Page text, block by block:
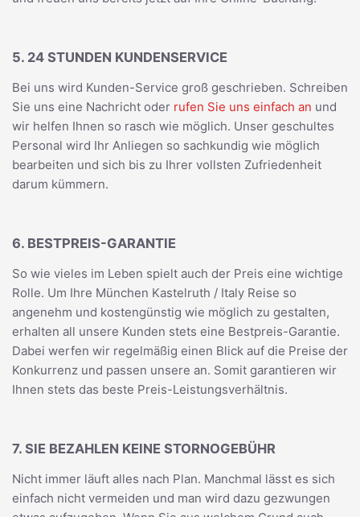
5. 24 STUNDEN KUNDENSERVICE
Bei uns wird Kunden-Service groß geschrieben. Schreiben
Sie uns eine Nachricht oder rufen Sie uns einfach an und
wir helfen Ihnen so rasch wie möglich. Unser geschultes
Personal wird Ihr Anliegen so sachkundig wie möglich
bearbeiten und sich bis zu Ihrer vollsten Zufriedenheit
darum kümmern.
6. BESTPREIS-GARANTIE
So wie vieles im Leben spielt auch der Preis eine wichtige
Rolle. Um Ihre München Kastelruth / Italy Reise so
angenehm und kostengünstig wie möglich zu gestalten,
erhalten all unsere Kunden stets eine Bestpreis-Garantie.
Dabei werfen wir regelmäßig einen Blick auf die Preise der
Konkurrenz und passen unsere an. Somit garantieren wir
Ihnen stets das beste Preis-Leistungsverhältnis.
7. SIE BEZAHLEN KEINE STORNOGEBÜHR
Nicht immer läuft alles nach Plan. Manchmal lässt es sich
einfach nicht vermeiden und man wird dazu gezwungen